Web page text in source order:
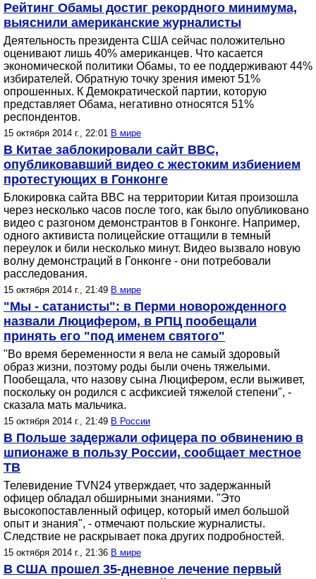
Рейтинг Обамы достиг рекордного минимума,
выяснили американские журналисты
Деятельность президента США сейчас положительно
оценивают лишь 40% американцев. Что касается
экономической политики Обамы, то ее поддерживают 44%
избирателей. Обратную точку зрения имеют 51%
опрошенных. К Демократической партии, которую
представляет Обама, негативно относятся 51%
респондентов.
15 октября 2014 г., 22:01 В мире
В Китае заблокировали сайт BBC,
опубликовавший видео с жестоким избиением
протестующих в Гонконге
Блокировка сайта BBC на территории Китая произошла
через несколько часов после того, как было опубликовано
видео с разгоном демонстрантов в Гонконге. Например,
одного активиста полицейские оттащили в темный
переулок и били несколько минут. Видео вызвало новую
волну демонстраций в Гонконге - они потребовали
расследования.
15 октября 2014 г., 21:49 В мире
"Мы - сатанисты": в Перми новорожденного
назвали Люцифером, в РПЦ пообещали
принять его "под именем святого"
"Во время беременности я вела не самый здоровый
образ жизни, поэтому роды были очень тяжелыми.
Пообещала, что назову сына Люцифером, если выживет,
поскольку он родился с асфиксией тяжелой степени", -
сказала мать мальчика.
15 октября 2014 г., 21:49 В России
В Польше задержали офицера по обвинению в
шпионаже в пользу России, сообщает местное
ТВ
Телевидение TVN24 утверждает, что задержанный
офицер обладал обширными знаниями. "Это
высокопоставленный офицер, который имел большой
опыт и знания", - отмечают польские журналисты.
Следствие не раскрывает пока других подробностей.
15 октября 2014 г., 21:36 В мире
В США прошел 35-дневное лечение первый